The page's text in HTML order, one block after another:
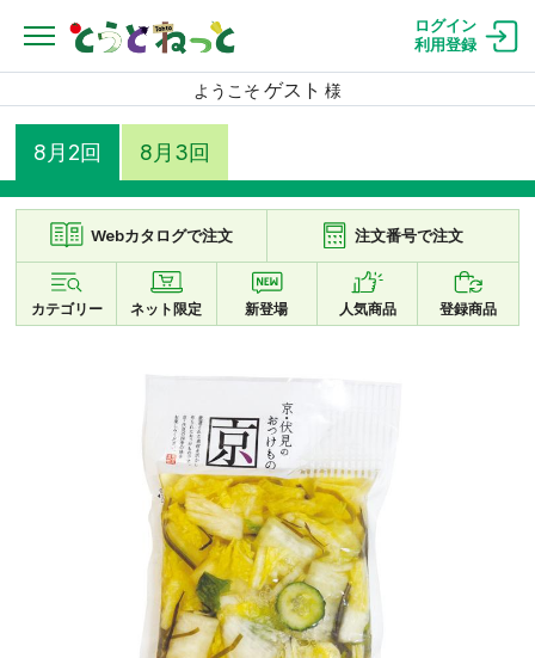
ログイン
利用登録
ようこそ ゲスト 様
8月2回 8月3回
Webカタログで注文 注文番号で注文
カテゴリー ネット限定 新登場 人気商品 登録商品